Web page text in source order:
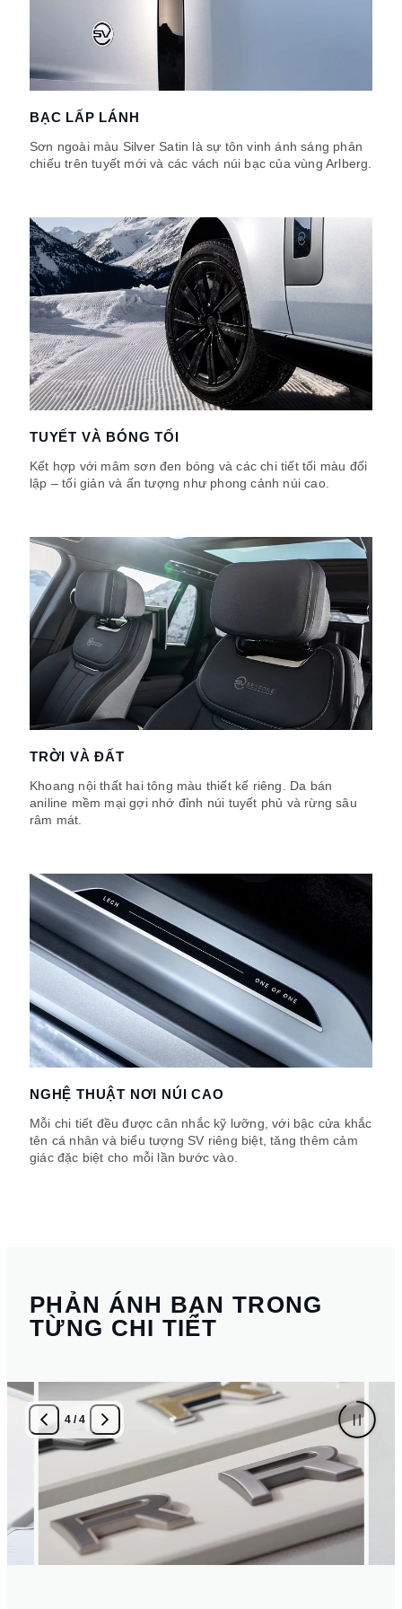
BẠC LẤP LÁNH
Sơn ngoài màu Silver Satin là sự tôn vinh ánh sáng phản
chiếu trên tuyết mới và các vách núi bạc của vùng Arlberg.
TUYẾT VÀ BÓNG TỐI
Kết hợp với mâm sơn đen bóng và các chi tiết tối màu đối
lập – tối giản và ấn tượng như phong cảnh núi cao.
TRỜI VÀ ĐẤT
Khoang nội thất hai tông màu thiết kế riêng. Da bán
aniline mềm mại gợi nhớ đỉnh núi tuyết phủ và rừng sâu
râm mát.
NGHỆ THUẬT NƠI NÚI CAO
Mỗi chi tiết đều được cân nhắc kỹ lưỡng, với bậc cửa khắc
tên cá nhân và biểu tượng SV riêng biệt, tăng thêm cảm
giác đặc biệt cho mỗi lần bước vào.
PHẢN ÁNH BẠN TRONG
TỪNG CHI TIẾT
1/4